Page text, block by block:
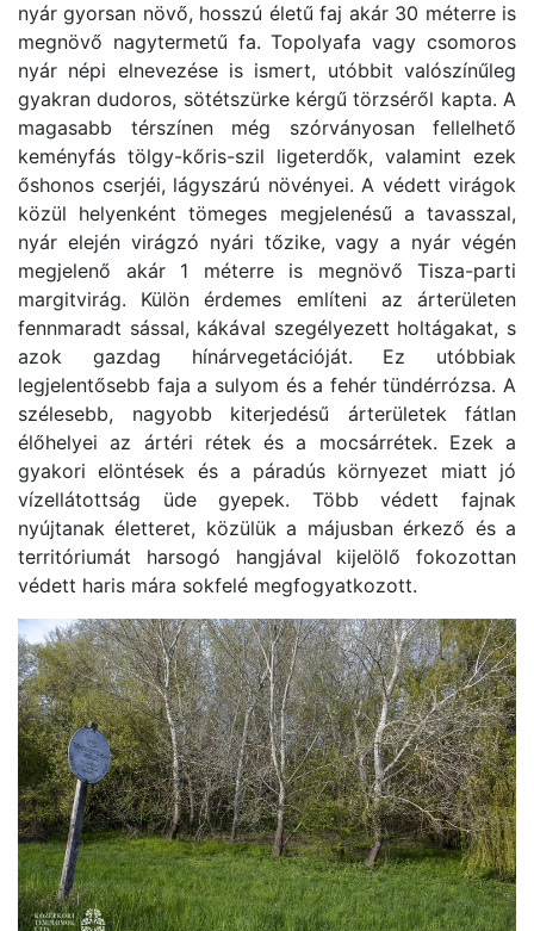
nyár gyorsan növő, hosszú életű faj akár 30 méterre is
megnövő nagytermetű fa. Topolyafa vagy csomoros
nyár népi elnevezése is ismert, utóbbit valószínűleg
gyakran dudoros, sötétszürke kérgű törzséről kapta. A
magasabb térszínen még szórványosan fellelhető
keményfás tölgy-kőris-szil ligeterdők, valamint ezek
őshonos cserjéi, lágyszárú növényei. A védett virágok
közül helyenként tömeges megjelenésű a tavasszal,
nyár elején virágzó nyári tőzike, vagy a nyár végén
megjelenő akár 1 méterre is megnövő Tisza-parti
margitvirág. Külön érdemes említeni az árterületen
fennmaradt sással, kákával szegélyezett holtágakat, s
azok gazdag hínárvegetációját. Ez utóbbiak
legjelentősebb faja a sulyom és a fehér tündérrózsa. A
szélesebb, nagyobb kiterjedésű árterületek fátlan
élőhelyei az ártéri rétek és a mocsárrétek. Ezek a
gyakori elöntések és a páradús környezet miatt jó
vízellátottság üde gyepek. Több védett fajnak
nyújtanak életteret, közülük a májusban érkező és a
territóriumát harsogó hangjával kijelölő fokozottan
védett haris mára sokfelé megfogyatkozott.